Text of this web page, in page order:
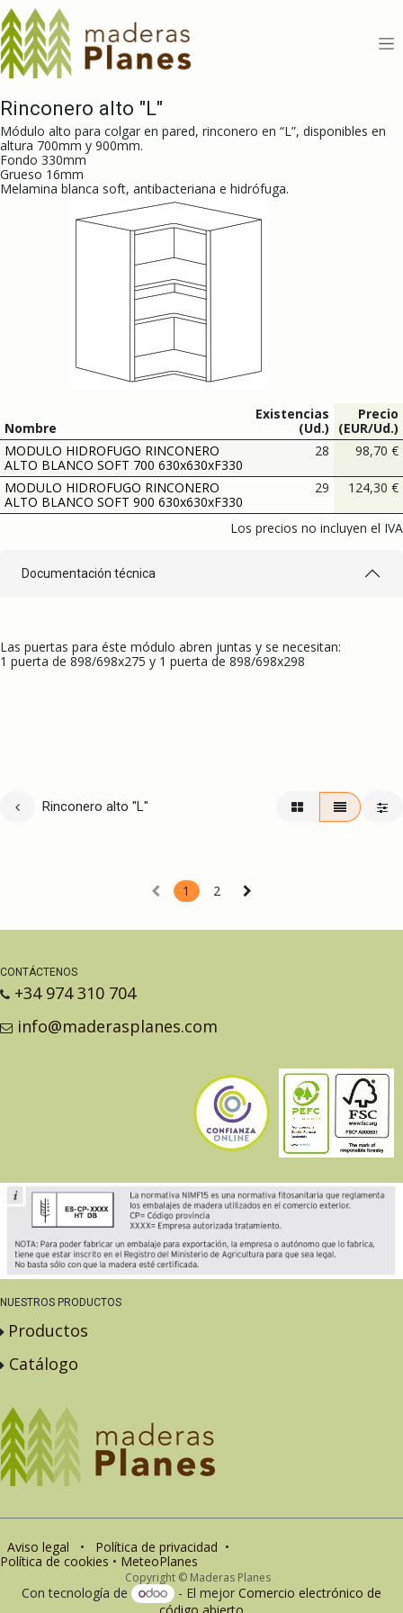
Ir al contenido
Rinconero alto "L"
Módulo alto para colgar en pared, rinconero en “L”, disponibles en
altura 700mm y 900mm.
Fondo 330mm
Grueso 16mm
Melamina blanca soft, antibacteriana e hidrófuga.
Nombre
Existencias
(Ud.)
Precio
(EUR/Ud.)
MODULO HIDROFUGO RINCONERO
ALTO BLANCO SOFT 700 630x630xF330
28 98,70 €
MODULO HIDROFUGO RINCONERO
ALTO BLANCO SOFT 900 630x630xF330
29 124,30 €
Los precios no incluyen el IVA
Documentación técnica
Las puertas para éste módulo abren juntas y se necesitan:
1 puerta de 898/698x275 y 1 puerta de 898/698x298
Rinconero alto "L"
1 2
CONTÁCTENOS
+34 974 310 704
info@maderasplanes.com
NUESTROS PRODUCTOS
Productos
Catálogo
Aviso legal • Política de privacidad •
Política de cookies • MeteoPlanes
Copyright © Maderas Planes
Con tecnología de - El mejorComercio electrónico de
código abierto